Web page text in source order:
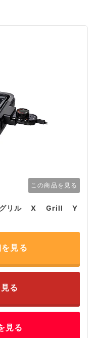
この商品を見る
グリル X Grill Y
見る
る
見る